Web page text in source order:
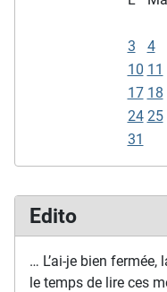
Edito
… L’ai-je bien
le temps de lire ces
3
4
10 11
17 18
24 25
31